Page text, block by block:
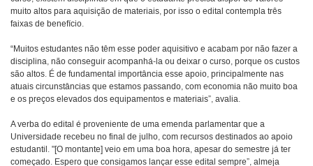
muito altos para aquisição de materiais, por isso o edital contempla três
faixas de benefício.
“Muitos estudantes não têm esse poder aquisitivo e acabam por não fazer a
disciplina, não conseguir acompanhá-la ou deixar o curso, porque os custos
são altos. É de fundamental importância esse apoio, principalmente nas
atuais circunstâncias que estamos passando, com economia não muito boa
e os preços elevados dos equipamentos e materiais”, avalia.
A verba do edital é proveniente de uma emenda parlamentar que a
Universidade recebeu no final de julho, com recursos destinados ao apoio
estudantil. "[O montante] veio em uma boa hora, apesar do semestre já ter
começado. Espero que consigamos lançar esse edital sempre”, almeja